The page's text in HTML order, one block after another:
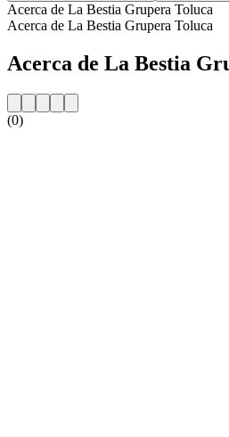
Acerca de La Bestia Grupera Toluca
Acerca de La Bestia Grupera Toluca
Acerca de La Bestia
(0)